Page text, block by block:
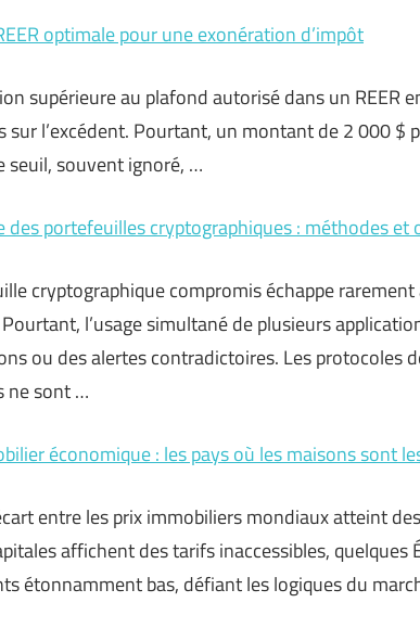
optimale pour une exonération d’impôt
supérieure au plafond autorisé dans un REER
sur l’excédent. Pourtant, un montant de 2 000
seuil, souvent ignoré, …
des portefeuilles cryptographiques : méthodes et
cryptographique compromis échappe rarement
l’usage simultané de plusieurs
ou des alertes contradictoires. Les protocoles
ne sont …
économique : les pays où les maisons sont
entre les prix immobiliers mondiaux atteint
affichent des tarifs inaccessibles,
étonnamment bas, défiant les logiques du